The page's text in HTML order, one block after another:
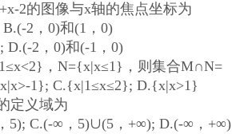
2的图像与x轴的焦点坐标为
2，0)和(1，0)
2，0)和(-1，0)
，N={x|x≤1}，则集合M∩N=
1}; C.{x|1≤x≤2}; D.{x|x>1}
定义域为
C.(-∞，5)∪(5，+∞); D.(-∞，+∞)